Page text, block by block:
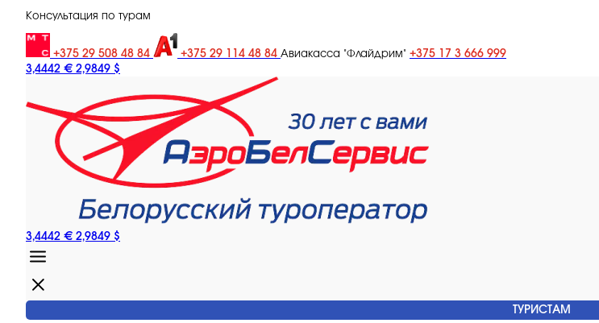
Консультация по турам
+375 29 508 48 84 +375 29 114 48 84 Авиакасса "Флайдрим" +375 17 3 666 999
3,4442 € 2,9849 $
3,4442 € 2,9849 $
ТУРИСТАМ